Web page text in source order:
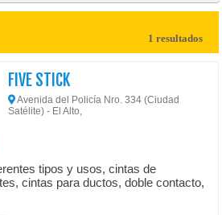
1 resultados
FIVE STICK
Avenida del Policía Nro. 334 (Ciudad
Satélite) - El Alto,
tipos y usos, cintas de
cintas para ductos, doble contacto,